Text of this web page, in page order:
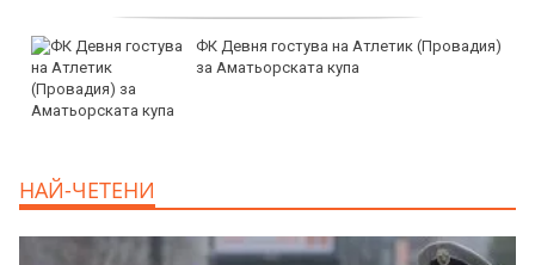
продава, Сграда, 1100 m2 София, Център,
2300000 EUR
НАЙ-ЧЕТЕНИ